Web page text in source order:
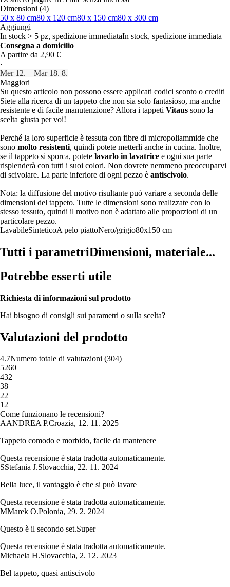
Dimensioni (4)
50 x 80 cm80 x 120 cm80 x 150 cm80 x 300 cm
Aggiungi
In stock > 5 pz, spedizione immediataIn stock, spedizione immediata
Consegna a domicilio
A partire da 2,90 €
·
Mer 12. – Mar 18. 8.
Maggiori
Su questo articolo non possono essere applicati codici sconto o crediti
Siete alla ricerca di un tappeto che non sia solo fantasioso, ma anche
resistente e di facile manutenzione? Allora i tappeti Vitaus sono la
scelta giusta per voi!
Perché la loro superficie è tessuta con fibre di micropoliammide che
sono molto resistenti, quindi potete metterli anche in cucina. Inoltre,
se il tappeto si sporca, potete lavarlo in lavatrice e ogni sua parte
risplenderà con tutti i suoi colori. Non dovrete nemmeno preoccuparvi
di scivolare. La parte inferiore di ogni pezzo è antiscivolo.
Nota: la diffusione del motivo risultante può variare a seconda delle
dimensioni del tappeto. Tutte le dimensioni sono realizzate con lo
stesso tessuto, quindi il motivo non è adattato alle proporzioni di un
particolare pezzo.
LavabileSinteticoA pelo piattoNero/grigio80x150 cm
Tutti i parametriDimensioni, materiale...
Potrebbe esserti utile
Richiesta di informazioni sul prodotto
Hai bisogno di consigli sui parametri o sulla scelta?
Valutazioni del prodotto
4.7Numero totale di valutazioni (304)
5260
432
38
22
12
Come funzionano le recensioni?
AANDREA P.Croazia, 12. 11. 2025
Tappeto comodo e morbido, facile da mantenere
Questa recensione è stata tradotta automaticamente.
SStefania J.Slovacchia, 22. 11. 2024
Bella luce, il vantaggio è che si può lavare
Questa recensione è stata tradotta automaticamente.
MMarek O.Polonia, 29. 2. 2024
Questo è il secondo set.Super
Questa recensione è stata tradotta automaticamente.
Michaela H.Slovacchia, 2. 12. 2023
Bel tappeto, quasi antiscivolo